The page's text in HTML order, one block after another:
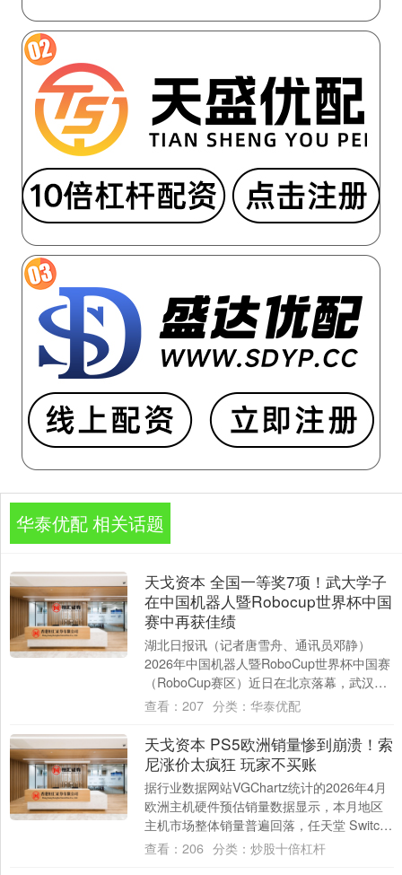
华泰优配 相关话题
天戈资本 全国一等奖7项！武大学子
在中国机器人暨Robocup世界杯中国
赛中再获佳绩
湖北日报讯（记者唐雪舟、通讯员邓静）
2026年中国机器人暨RoboCup世界杯中国赛
（RoboCup赛区）近日在北京落幕，武汉大
学WHUAI智能机器人团队共获2....
查看： 207 分类： 华泰优配
天戈资本 PS5欧洲销量惨到崩溃！索
尼涨价太疯狂 玩家不买账
据行业数据网站VGChartz统计的2026年4月
欧洲主机硬件预估销量数据显示，本月地区
主机市场整体销量普遍回落，任天堂 Switch
2稳居销量榜首。 数据显....
查看： 206 分类： 炒股十倍杠杆